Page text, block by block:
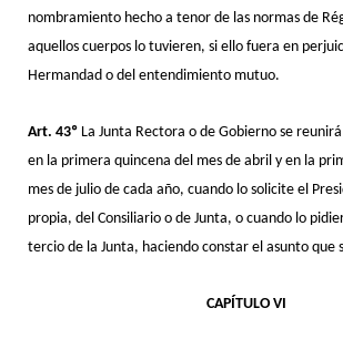
nombramiento hecho a tenor de las normas de
aquellos cuerpos lo tuvieren, si ello fuera en
Hermandad o del entendimiento mutuo.
Art. 43º La Junta Rectora o de Gobierno se
en la primera quincena del mes de abril y en la
mes de julio de cada año, cuando lo solicite el
propia, del Consiliario o de Junta, o cuando lo
tercio de la Junta, haciendo constar el asunto que
CAPÍTULO VI